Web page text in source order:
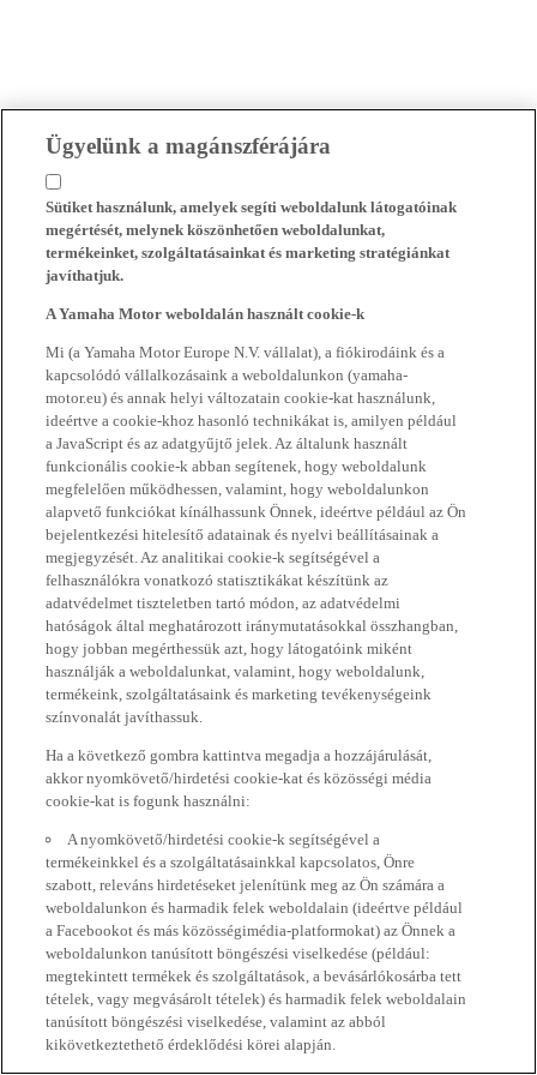
Ügyelünk a magánszférájára
Sütiket használunk, amelyek segíti weboldalunk látogatóinak
megértését, melynek köszönhetően weboldalunkat,
termékeinket, szolgáltatásainkat és marketing stratégiánkat
javíthatjuk.
A Yamaha Motor weboldalán használt cookie-k
Mi (a Yamaha Motor Europe N.V. vállalat), a fiókirodáink és a
kapcsolódó vállalkozásaink a weboldalunkon (yamaha-
motor.eu) és annak helyi változatain cookie-kat használunk,
ideértve a cookie-khoz hasonló technikákat is, amilyen például
a JavaScript és az adatgyűjtő jelek. Az általunk használt
funkcionális cookie-k abban segítenek, hogy weboldalunk
megfelelően működhessen, valamint, hogy weboldalunkon
alapvető funkciókat kínálhassunk Önnek, ideértve például az Ön
bejelentkezési hitelesítő adatainak és nyelvi beállításainak a
megjegyzését. Az analitikai cookie-k segítségével a
felhasználókra vonatkozó statisztikákat készítünk az
adatvédelmet tiszteletben tartó módon, az adatvédelmi
hatóságok által meghatározott iránymutatásokkal összhangban,
hogy jobban megérthessük azt, hogy látogatóink miként
használják a weboldalunkat, valamint, hogy weboldalunk,
termékeink, szolgáltatásaink és marketing tevékenységeink
színvonalát javíthassuk.
Ha a következő gombra kattintva megadja a hozzájárulását,
akkor nyomkövető/hirdetési cookie-kat és közösségi média
cookie-kat is fogunk használni:
A nyomkövető/hirdetési cookie-k segítségével a
termékeinkkel és a szolgáltatásainkkal kapcsolatos, Önre
szabott, releváns hirdetéseket jelenítünk meg az Ön számára a
weboldalunkon és harmadik felek weboldalain (ideértve például
a Facebookot és más közösségimédia-platformokat) az Önnek a
weboldalunkon tanúsított böngészési viselkedése (például:
megtekintett termékek és szolgáltatások, a bevásárlókosárba tett
tételek, vagy megvásárolt tételek) és harmadik felek weboldalain
tanúsított böngészési viselkedése, valamint az abból
kikövetkeztethető érdeklődési körei alapján.